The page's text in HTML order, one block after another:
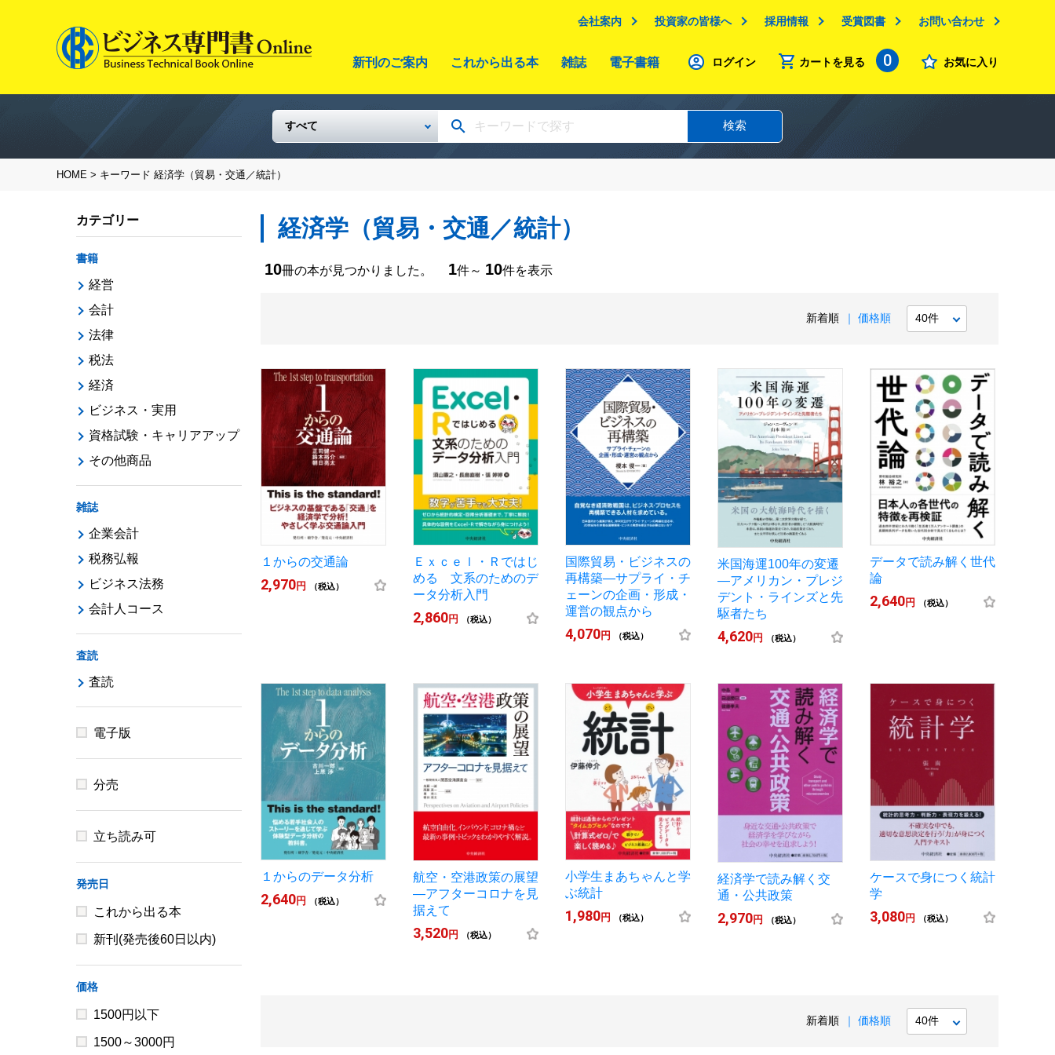
会社案内 投資家の皆様へ 採用情報 受賞図書 お問い合わせ
新刊のご案内 これから出る本 雑誌 電子書籍 ログイン カートを見る 0 お気に入り
検索
HOME > キーワード 経済学（貿易・交通／統計）
経済学（貿易・交通／統計）
10冊の本が見つかりました。 1件～ 10件を表示
新着順 価格順
１からの交通論
2,970円 （税込）
Ｅｘｃｅｌ・Ｒではじ
める 文系のためのデ
ータ分析入門
2,860円 （税込）
国際貿易・ビジネスの
再構築―サプライ・チ
ェーンの企画・形成・
運営の観点から
4,070円 （税込）
米国海運100年の変遷
―アメリカン・プレジ
デント・ラインズと先
駆者たち
4,620円 （税込）
データで読み解く世代
論
2,640円 （税込）
１からのデータ分析
2,640円 （税込）
航空・空港政策の展望
―アフターコロナを見
据えて
3,520円 （税込）
小学生まあちゃんと学
ぶ統計
1,980円 （税込）
経済学で読み解く交
通・公共政策
2,970円 （税込）
ケースで身につく統計
学
3,080円 （税込）
新着順 価格順
カテゴリー
書籍
経営
会計
法律
税法
経済
ビジネス・実用
資格試験・キャリアアップ
その他商品
雑誌
企業会計
税務弘報
ビジネス法務
会計人コース
査読
査読
電子版
分売
立ち読み可
発売日
これから出る本
新刊(発売後60日以内)
価格
1500円以下
1500～3000円